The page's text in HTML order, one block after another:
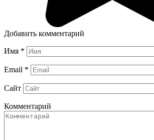
Добавить комментарий
Имя *
Email *
Сайт
Комментарий